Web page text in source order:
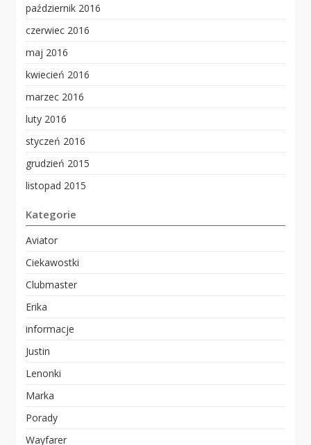
październik 2016
czerwiec 2016
maj 2016
kwiecień 2016
marzec 2016
luty 2016
styczeń 2016
grudzień 2015
listopad 2015
Kategorie
Aviator
Ciekawostki
Clubmaster
Erika
informacje
Justin
Lenonki
Marka
Porady
Wayfarer